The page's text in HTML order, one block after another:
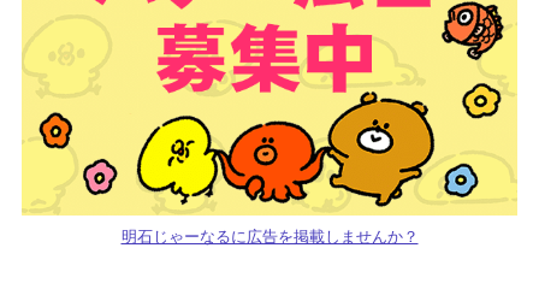
明石じゃーなるに広告を掲載しませんか？